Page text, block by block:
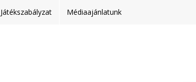
Játékszabályzat Médiaajánlatunk